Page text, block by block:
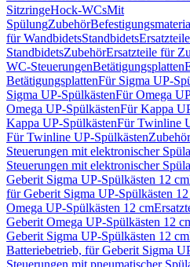
SitzringeHock-WCsMit
SpülungZubehör
für WandbidetsStandbidets
StandbidetsZubehörErsatzteile für
WC-SteuerungenBetätigungsplatten
BetätigungsplattenFür Sigma UP-
Sigma UP-SpülkästenFür Omega
Omega UP-SpülkästenFür Kappa
Kappa UP-SpülkästenFür Twinline
Für Twinline UP-SpülkästenZubehör
Steuerungen mit elektronischer
Steuerungen mit elektronischer
Geberit Sigma UP-Spülkästen 12 cm
für Geberit Sigma UP-Spülkästen
Omega UP-Spülkästen 12 cm
Geberit Omega UP-Spülkästen 12
Geberit Sigma UP-Spülkästen 12 cm
Batteriebetrieb, für Geberit Sigma
Steuerungen mit pneumatischer